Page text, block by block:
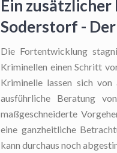
Ein zusätzlicher
Soderstorf -
Die Fortentwicklung
Kriminellen einen Schritt
Kriminelle lassen sich von
ausführliche Beratung
maßgeschneiderte
eine ganzheitliche
kann durchaus noch